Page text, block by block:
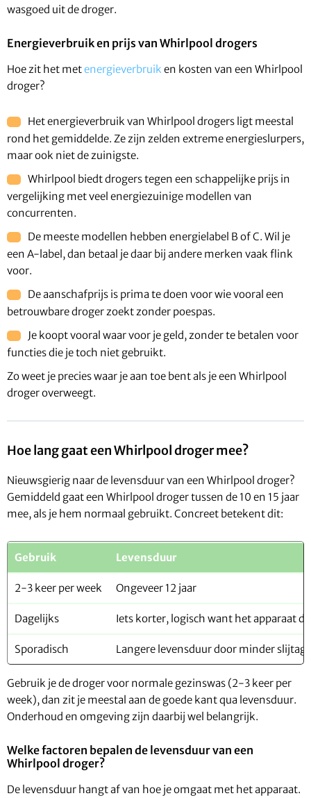
wasgoed uit de droger.
Energieverbruik en prijs van Whirlpool drogers
Hoe zit het metenergieverbruik en kosten van een Whirlpool
droger?
Het energieverbruik van Whirlpool drogers ligt meestal
rond het gemiddelde. Ze zijn zelden extreme energieslurpers,
maar ook niet de zuinigste.
Whirlpool biedt drogers tegen een schappelijke prijs in
vergelijking met veel energiezuinige modellen van
concurrenten.
De meeste modellen hebben energielabel B of C. Wil je
een A-label, dan betaal je daar bij andere merken vaak flink
voor.
De aanschafprijs is prima te doen voor wie vooral een
betrouwbare droger zoekt zonder poespas.
Je koopt vooral waar voor je geld, zonder te betalen voor
functies die je toch niet gebruikt.
Zo weet je precies waar je aan toe bent als je een Whirlpool
droger overweegt.
Hoe lang gaat een Whirlpool droger mee?
Nieuwsgierig naar de levensduur van een Whirlpool droger?
Gemiddeld gaat een Whirlpool droger tussen de 10 en 15 jaar
mee, als je hem normaal gebruikt. Concreet betekent dit:
Gebruik Levensduur
2-3 keer per week Ongeveer 12 jaar
Dagelijks Iets korter, logisch want het apparaat
Sporadisch Langere levensduur door minder slijtage
Gebruik je de droger voor normale gezinswas (2-3 keer per
week), dan zit je meestal aan de goede kant qua levensduur.
Onderhoud en omgeving zijn daarbij wel belangrijk.
Welke factoren bepalen de levensduur van een
Whirlpool droger?
De levensduur hangt af van hoe je omgaat met het apparaat.